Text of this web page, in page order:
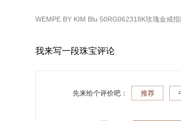
WEMPE BY KIM Blu 50RG062318K玫瑰金戒指
我来写一段珠宝评论
先来给个评价吧： 推荐